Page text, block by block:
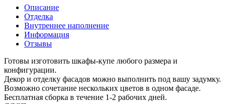
Описание
Отделка
Внутреннее наполнение
Информация
Отзывы
Готовы изготовить шкафы-купе любого размера и
конфигурации.
Декор и отделку фасадов можно выполнить под вашу задумку.
Возможно сочетание нескольких цветов в одном фасаде.
Бесплатная сборка в течение 1-2 рабочих дней.